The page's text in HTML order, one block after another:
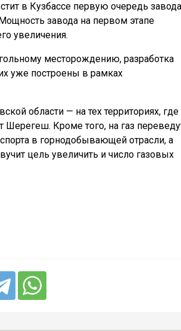
в Кузбассе первую очередь
завода на первом этапе
увеличения.
месторождению, разработка
уже построены в рамках
области — на тех территориях, где
Шерегеш. Кроме того, на газ
в горнодобывающей отрасли, а
цель увеличить и число газовых